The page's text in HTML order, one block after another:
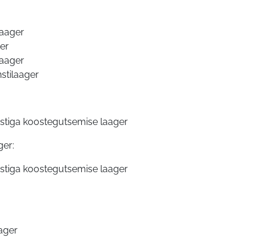
koostegutsemise laager
koostegutsemise laager